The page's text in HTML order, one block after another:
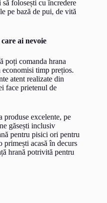
folosești cu încredere
pe bază de pui, de vită
ai nevoie
poți comanda hrana
economisi timp prețios.
atent realizate din
face prietenul de
produse excelente, pe
găsești inclusiv
pentru pisici ori pentru
primești acasă în decurs
hrană potrivită pentru